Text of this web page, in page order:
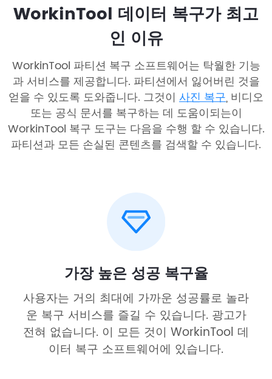
WorkinTool 데이터 복구가 최고
인 이유
WorkinTool 파티션 복구 소프트웨어는 탁월한 기능
과 서비스를 제공합니다. 파티션에서 잃어버린 것을
얻을 수 있도록 도와줍니다. 그것이 사진 복구, 비디오
또는 공식 문서를 복구하는 데 도움이되는이
WorkinTool 복구 도구는 다음을 수행 할 수 있습니다.
파티션과 모든 손실된 콘텐츠를 검색할 수 있습니다.
가장 높은 성공 복구율
사용자는 거의 최대에 가까운 성공률로 놀라
운 복구 서비스를 즐길 수 있습니다. 광고가
전혀 없습니다. 이 모든 것이 WorkinTool 데
이터 복구 소프트웨어에 있습니다.